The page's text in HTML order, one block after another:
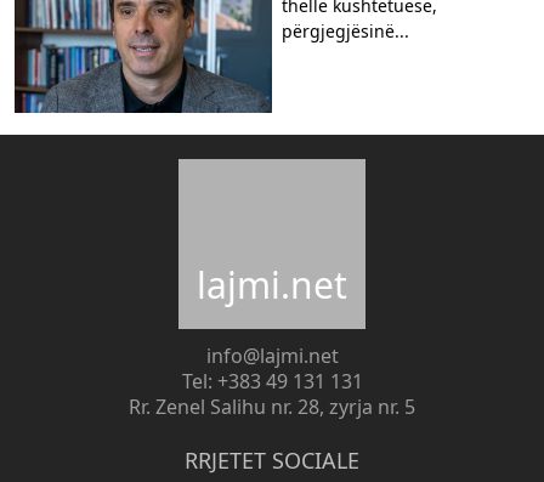
thellë kushtetuese,
përgjegjësinë...
lajmi.net
info@lajmi.net
Tel: +383 49 131 131
Rr. Zenel Salihu nr. 28, zyrja nr. 5
RRJETET SOCIALE